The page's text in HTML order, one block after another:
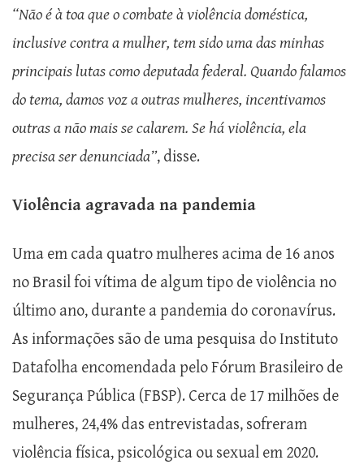
“Não é à toa que o combate à violência doméstica,
inclusive contra a mulher, tem sido uma das minhas
principais lutas como deputada federal. Quando falamos
do tema, damos voz a outras mulheres, incentivamos
outras a não mais se calarem. Se há violência, ela
precisa ser denunciada”, disse.
Violência agravada na pandemia
Uma em cada quatro mulheres acima de 16 anos
no Brasil foi vítima de algum tipo de violência no
último ano, durante a pandemia do coronavírus.
As informações são de uma pesquisa do Instituto
Datafolha encomendada pelo Fórum Brasileiro de
Segurança Pública (FBSP). Cerca de 17 milhões de
mulheres, 24,4% das entrevistadas, sofreram
violência física, psicológica ou sexual em 2020.